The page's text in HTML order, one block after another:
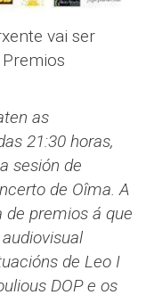
vai ser
as
21:30 horas,
sesión de
de Oîma. A
de premios á que
de Leo I
DOP e os